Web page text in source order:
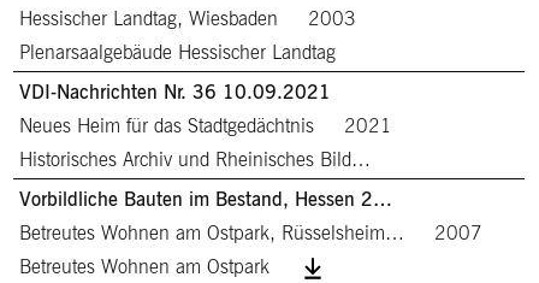
Hessischer Landtag, Wiesbaden
2003
Plenarsaalgebäude Hessischer Landtag
VDI-Nachrichten Nr. 36 10.09.2021
Neues Heim für das Stadtgedächtnis
2021
Historisches Archiv und Rheinisches Bild…
Vorbildliche Bauten im Bestand, Hessen 2…
Betreutes Wohnen am Ostpark, Rüsselsheim…
2007
Betreutes Wohnen am Ostpark